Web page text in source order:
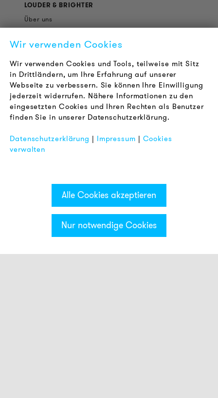
Kategorien & Filter
LOUDER & BRIGHTER
Über uns
Karriere
Newsletter
RECHTLICHES
AGB
Datenschutz
FAQ
Wir verwenden Cookies
Wir verwenden Cookies und Tools, teilweise mit Sitz
in Drittländern, um Ihre Erfahrung auf unserer
Webseite zu verbessern. Sie können Ihre Einwilligung
jederzeit widerrufen. Nähere Informationen zu den
eingesetzten Cookies und Ihren Rechten als Benutzer
finden Sie in unserer Datenschutzerklärung.
Datenschutzerklärung | Impressum | Cookies
verwalten
Alle Cookies akzeptieren
Nur notwendige Cookies